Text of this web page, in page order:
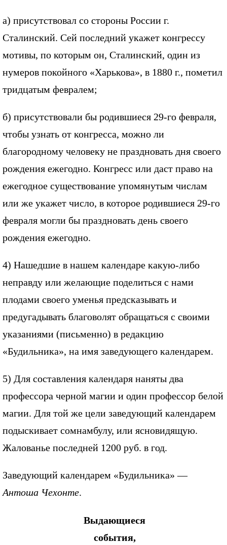
а) присутствовал со стороны России г.
Сталинский. Сей последний укажет конгрессу
мотивы, по которым он, Сталинский, один из
нумеров покойного «Харькова», в 1880 г., пометил
тридцатым февралем;
б) присутствовали бы родившиеся 29-го февраля,
чтобы узнать от конгресса, можно ли
благородному человеку не праздновать дня своего
рождения ежегодно. Конгресс или даст право на
ежегодное существование упомянутым числам
или же укажет число, в которое родившиеся 29-го
февраля могли бы праздновать день своего
рождения ежегодно.
4) Нашедшие в нашем календаре какую-либо
неправду или желающие поделиться с нами
плодами своего уменья предсказывать и
предугадывать благоволят обращаться с своими
указаниями (письменно) в редакцию
«Будильника», на имя заведующего календарем.
5) Для составления календаря наняты два
профессора черной магии и один профессор белой
магии. Для той же цели заведующий календарем
подыскивает сомнамбулу, или ясновидящую.
Жалованье последней 1200 руб. в год.
Заведующий календарем «Будильника» —
Антоша Чехонте.
Выдающиеся
события,